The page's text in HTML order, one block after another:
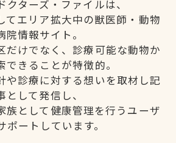
クターズ・ファイルは、
てエリア拡大中の獣医師・動物
院情報サイト。
だけでなく、診療可能な動物か
できることが特徴的。
や診療に対する想いを取材し記
として発信し、
族として健康管理を行うユーザ
ポートしています。